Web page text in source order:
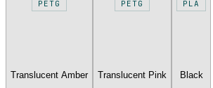
PETG
Translucent Amber
PETG
Translucent Pink
PLA
Black